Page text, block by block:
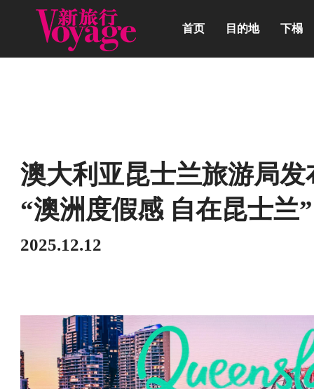
首页 目的地 下榻
澳大利亚昆士兰旅游局
“澳洲度假感 自在昆士兰”
2025.12.12